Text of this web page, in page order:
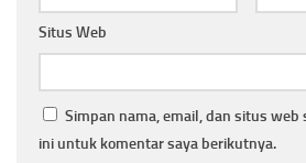
Situs Web
Simpan nama, email, dan situs web
ini untuk komentar saya berikutnya.